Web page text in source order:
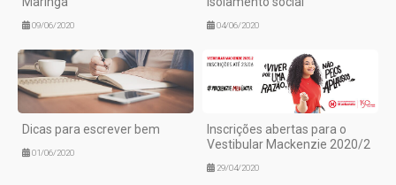
09/06/2020 04/06/2020
Dicas para escrever bem
01/06/2020
Inscrições abertas para o
Vestibular Mackenzie 2020/2
29/04/2020